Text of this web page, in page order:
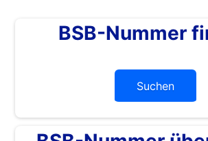
BSB-Nummer
Suchen